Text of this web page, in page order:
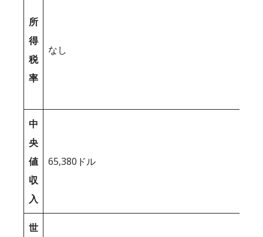
所
得
税
率
なし
中
央
値
収
入
65,380ドル
世